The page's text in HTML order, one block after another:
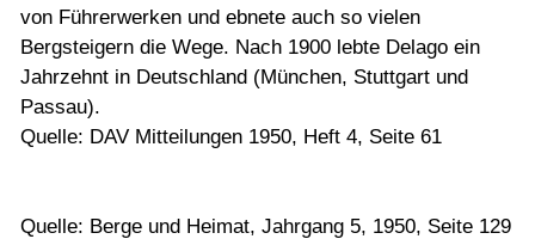
von Führerwerken und ebnete auch so vielen
Bergsteigern die Wege. Nach 1900 lebte Delago ein
Jahrzehnt in Deutschland (München, Stuttgart und
Passau).
Quelle: DAV Mitteilungen 1950, Heft 4, Seite 61
Quelle: Berge und Heimat, Jahrgang 5, 1950, Seite 129